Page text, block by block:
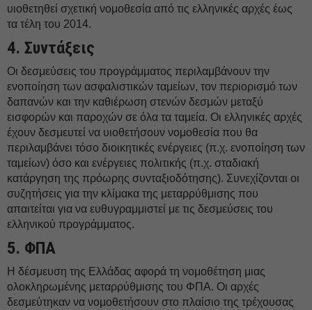
υιοθετηθεί σχετική νομοθεσία από τις ελληνικές αρχές έως
τα τέλη του 2014.
4. Συντάξεις
Οι δεσμεύσεις του προγράμματος περιλαμβάνουν την
ενοποίηση των ασφαλιστικών ταμείων, τον περιορισμό των
δαπανών και την καθιέρωση στενών δεσμών μεταξύ
εισφορών και παροχών σε όλα τα ταμεία. Οι ελληνικές αρχές
έχουν δεσμευτεί να υιοθετήσουν νομοθεσία που θα
περιλαμβάνει τόσο διοικητικές ενέργειες (π.χ. ενοποίηση των
ταμείων) όσο και ενέργειες πολιτικής (π.χ. σταδιακή
κατάργηση της πρόωρης συνταξιοδότησης). Συνεχίζονται οι
συζητήσεις για την κλίμακα της μεταρρύθμισης που
απαιτείται για να ευθυγραμμιστεί με τις δεσμεύσεις του
ελληνικού προγράμματος.
5. ΦΠΑ
Η δέσμευση της Ελλάδας αφορά τη νομοθέτηση μιας
ολοκληρωμένης μεταρρύθμισης του ΦΠΑ. Οι αρχές
δεσμεύτηκαν να νομοθετήσουν στο πλαίσιο της τρέχουσας